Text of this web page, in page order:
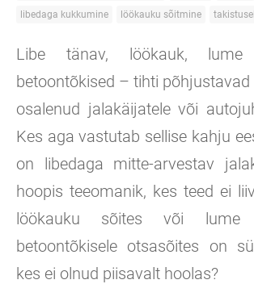
libedaga kukkumine
löökauku sõitmine
Libe tänav, löökauk,
betoontõkised – tihti põhjustavad
osalenud jalakäijatele või
Kes aga vastutab sellise kahju
on libedaga mitte-arvestav
hoopis teeomanik, kes teed ei
löökauku sõites või lume
betoontõkisele otsasõites on
kes ei olnud piisavalt hoolas?